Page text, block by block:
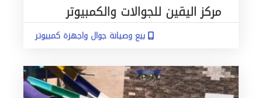
مركز اليقين للجوالات والكمبيوتر
بيع وصيانة جوال واجهزة كمبيوتر